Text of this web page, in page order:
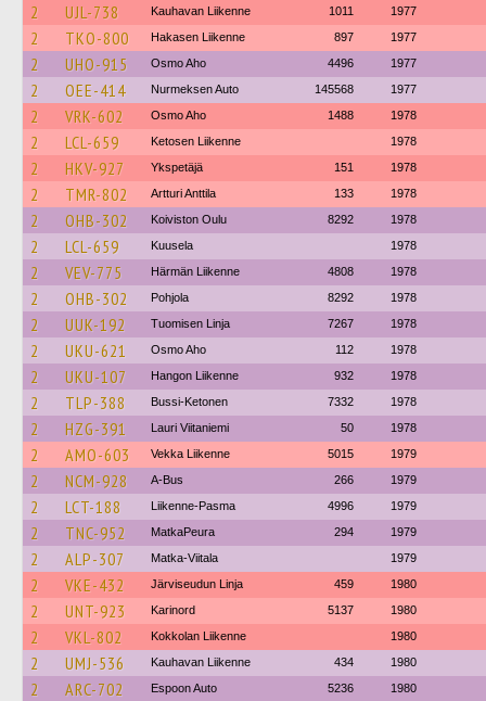
2 UJL-738 Kauhavan Liikenne 1011 1977
2 TKO-800 Hakasen Liikenne 897 1977
2 UHO-915 Osmo Aho 4496 1977
2 OEE-414 Nurmeksen Auto 145568 1977
2 VRK-602 Osmo Aho 1488 1978
2 LCL-659 Ketosen Liikenne 1978
2 HKV-927 Ykspetäjä 151 1978
2 TMR-802 Artturi Anttila 133 1978
2 OHB-302 Koiviston Oulu 8292 1978
2 LCL-659 Kuusela 1978
2 VEV-775 Härmän Liikenne 4808 1978
2 OHB-302 Pohjola 8292 1978
2 UUK-192 Tuomisen Linja 7267 1978
2 UKU-621 Osmo Aho 112 1978
2 UKU-107 Hangon Liikenne 932 1978
2 TLP-388 Bussi-Ketonen 7332 1978
2 HZG-391 Lauri Viitaniemi 50 1978
2 AMO-603 Vekka Liikenne 5015 1979
2 NCM-928 A-Bus 266 1979
2 LCT-188 Liikenne-Pasma 4996 1979
2 TNC-952 MatkaPeura 294 1979
2 ALP-307 Matka-Viitala 1979
2 VKE-432 Järviseudun Linja 459 1980
2 UNT-923 Karinord 5137 1980
2 VKL-802 Kokkolan Liikenne 1980
2 UMJ-536 Kauhavan Liikenne 434 1980
2 ARC-702 Espoon Auto 5236 1980